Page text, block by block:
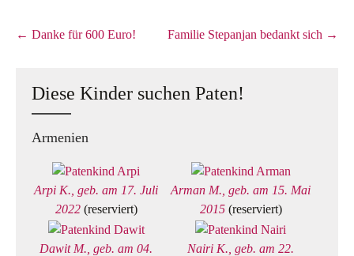
Post
navigation
← Danke für 600 Euro! Familie Stepanjan bedankt sich →
Diese Kinder suchen Paten!
Armenien
Arpi K., geb. am 17. Juli
2022(reserviert)
Arman M., geb. am 15. Mai
2015(reserviert)
Dawit M., geb. am 04.
Nairi K., geb. am 22.